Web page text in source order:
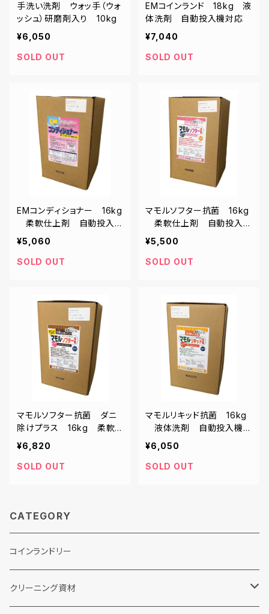
手洗い洗剤 ウォッ手（ウォ
ッシュ）研磨剤入り 10kg
¥6,050
SOLD OUT
EMコインランド 18kg 液
体洗剤 自動投入機対応
¥7,040
SOLD OUT
EMコンディショナー 16kg
柔軟仕上剤 自動投入機
対応
¥5,060
SOLD OUT
マモルソフター抗菌 16kg
柔軟仕上剤 自動投入機
対応
¥5,500
SOLD OUT
マモルソフター抗菌 ダニ
除けプラス 16kg 柔軟
仕上剤 自動投入機対応
¥6,820
SOLD OUT
マモルリキッド抗菌 16kg
液体洗剤 自動投入機対
応
¥6,050
SOLD OUT
CATEGORY
コインランドリー
クリーニング資材